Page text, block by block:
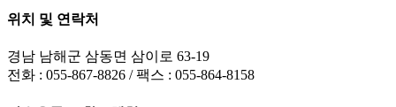
위치 및 연락처
경남 남해군 삼동면 삼이로 63-19
전화 : 055-867-8826 / 팩스 : 055-864-8158